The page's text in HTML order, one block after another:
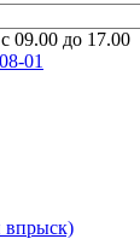
09.00 до 17.00
01
впрыск)